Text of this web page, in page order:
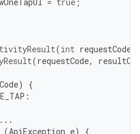
(int requestCode
(requestCode,
)
{
:
(ApiException e)
{